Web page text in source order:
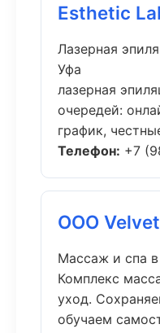
Esthetic
Лазерная
Уфа
лазерная
очередей:
график,
Телефон: +7
ООО
Массаж и спа
Комплекс
уход.
обучаем